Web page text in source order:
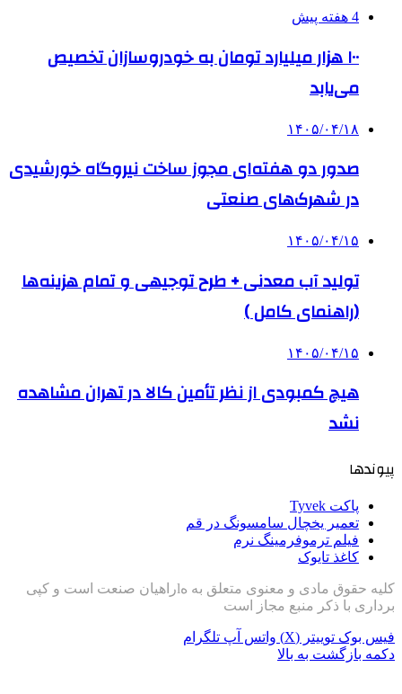
4 هفته پیش
۱۰۰ هزار میلیارد تومان به خودروسازان تخصیص
می‌یابد
۱۴۰۵/۰۴/۱۸
صدور دو هفته‌ای مجوز ساخت نیروگاه خورشیدی
در شهرک‌های صنعتی
۱۴۰۵/۰۴/۱۵
تولید آب معدنی + طرح توجیهی و تمام هزینه‌ها
(راهنمای کامل )
۱۴۰۵/۰۴/۱۵
هیچ کمبودی از نظر تأمین کالا در تهران مشاهده
نشد
پیوندها
پاکت Tyvek
تعمیر یخچال سامسونگ در قم
فیلم ترموفرمینگ نرم
کاغذ تایوک
کلیه حقوق مادی و معنوی متعلق به هlراهیان صنعت است و کپی
برداری با ذکر منبع مجاز است
فیس بوک توییتر (X) واتس آپ تلگرام
دکمه بازگشت به بالا